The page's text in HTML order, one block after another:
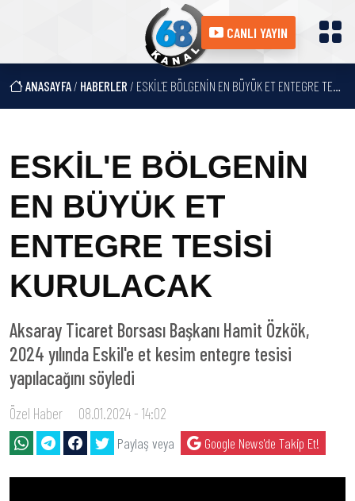
CANLI YAYIN
ANASAYFA/ HABERLER / ESKİL'E BÖLGENİN EN BÜYÜK ET ENTEGRE TESİSİ KURULACAK
ESKİL'E BÖLGENİN
EN BÜYÜK ET
ENTEGRE TESİSİ
KURULACAK
Aksaray Ticaret Borsası Başkanı Hamit Özkök,
2024 yılında Eskil'e et kesim entegre tesisi
yapılacağını söyledi
Özel Haber 08.01.2024 - 14:02
Paylaş veya Google News'de Takip Et!